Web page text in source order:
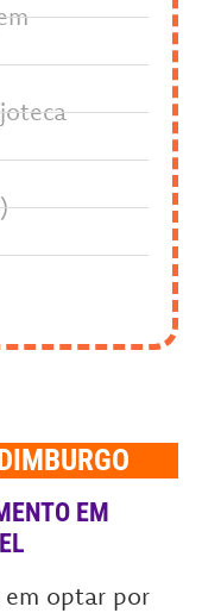
EM
em optar por